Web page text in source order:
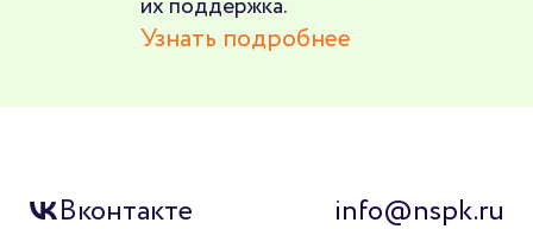
Узнать подробнее
Вконтакте info@nspk.ru